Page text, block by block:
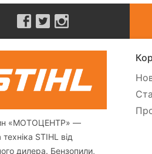
«МОТОЦЕНТР» —
STIHL від
дилера. Бензопили,